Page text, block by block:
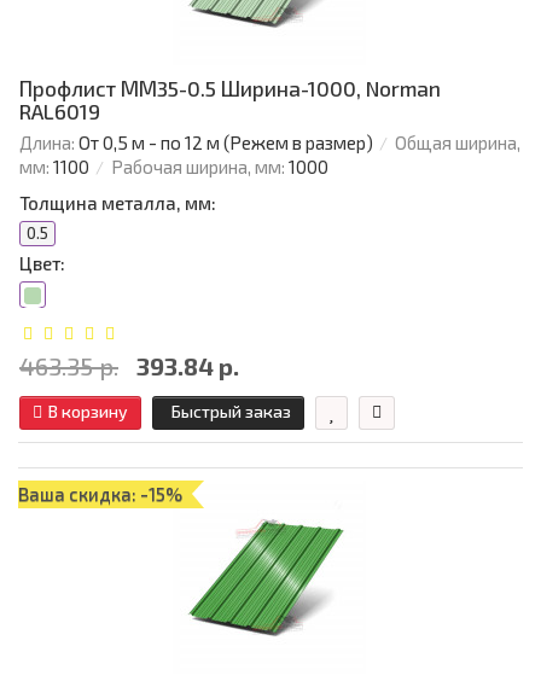
Профлист ММ35-0.5 Ширина-1000, Norman
RAL6019
Длина: От 0,5 м - по 12 м (Режем в размер)
Общая ширина,
мм: 1100 Рабочая ширина, мм: 1000
Толщина металла, мм:
0.5
Цвет:
463.35 р. 393.84 р.
В корзину Быстрый заказ
Ваша скидка: -15%